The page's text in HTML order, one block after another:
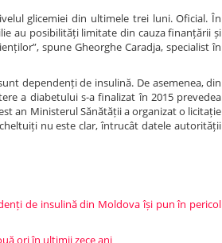
glicemiei din ultimele trei luni. Oficial. În
au posibilități limitate din cauza finanțării și
spune Gheorghe Caradja, specialist în
dependenți de insulină. De asemenea, din
a diabetului s-a finalizat în 2015 prevedea
an Ministerul Sănătății a organizat o licitație
nu este clar, întrucât datele autorității
de insulină din Moldova își pun în pericol
ori în ultimii zece ani